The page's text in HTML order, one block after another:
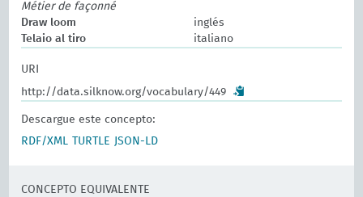
Métier de façonné
Draw loom
inglés
Telaio al tiro
italiano
URI
http://data.silknow.org/vocabulary/449
Descargue este concepto:
RDF/XML
TURTLE JSON-LD
CONCEPTO EQUIVALENTE